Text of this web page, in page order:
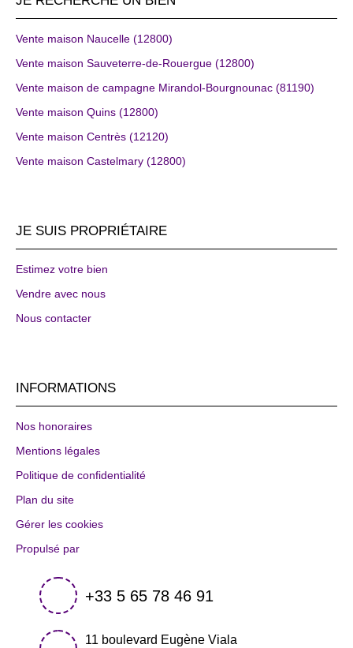
Vente maison Naucelle (12800)
Vente maison Sauveterre-de-Rouergue (12800)
Vente maison de campagne Mirandol-Bourgnounac (81190)
Vente maison Quins (12800)
Vente maison Centrès (12120)
Vente maison Castelmary (12800)
JE SUIS PROPRIÉTAIRE
Estimez votre bien
Vendre avec nous
Nous contacter
INFORMATIONS
Nos honoraires
Mentions légales
Politique de confidentialité
Plan du site
Gérer les cookies
Propulsé par
+33 5 65 78 46 91
11 boulevard Eugène Viala